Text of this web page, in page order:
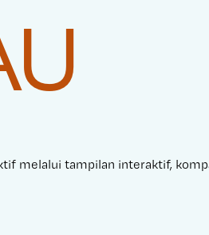
melalui tampilan interaktif,